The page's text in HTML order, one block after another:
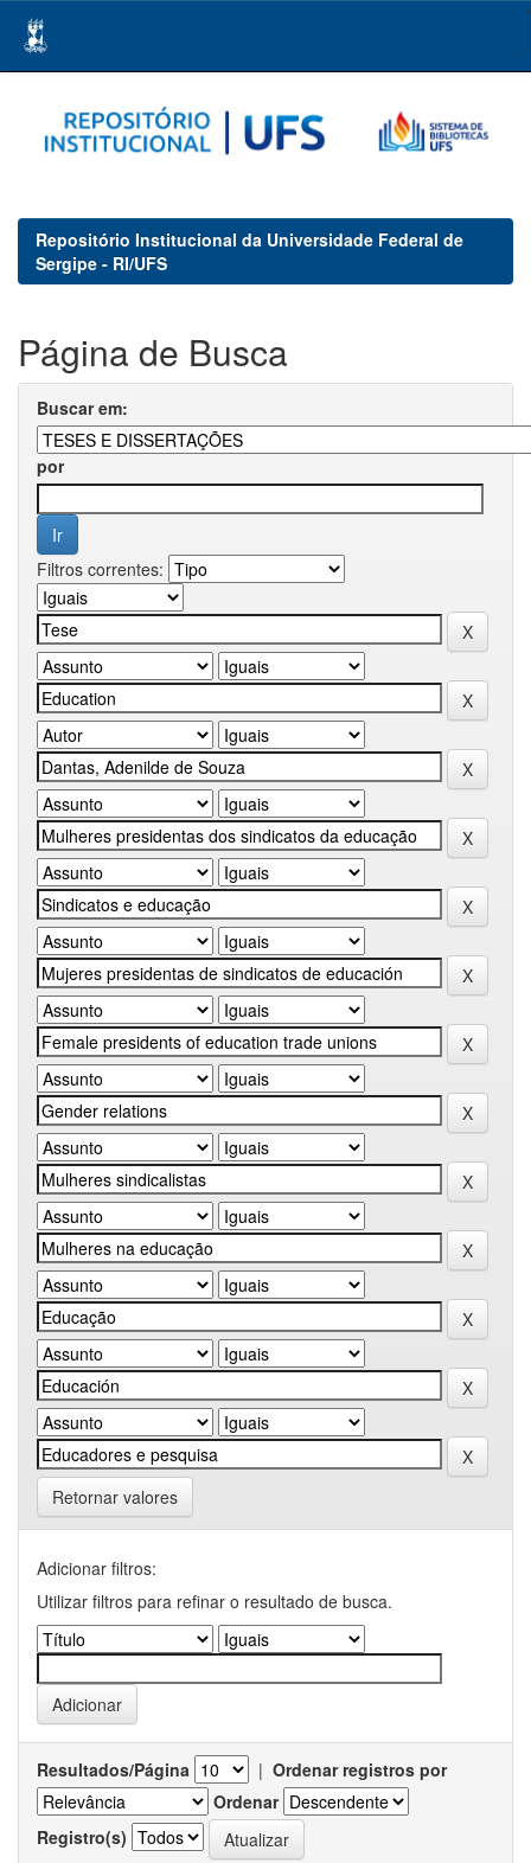
navigation
Repositório Institucional da Universidade Federal de
Sergipe - RI/UFS
Página de Busca
Buscar em:
por
Filtros correntes:
Retornar valores
Adicionar filtros:
Utilizar filtros para refinar o resultado de busca.
Resultados/Página | Ordenar registros por
Ordenar
Registro(s)